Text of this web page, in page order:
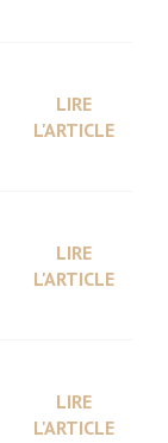
LIRE
L'ARTICLE
LIRE
L'ARTICLE
LIRE
L'ARTICLE